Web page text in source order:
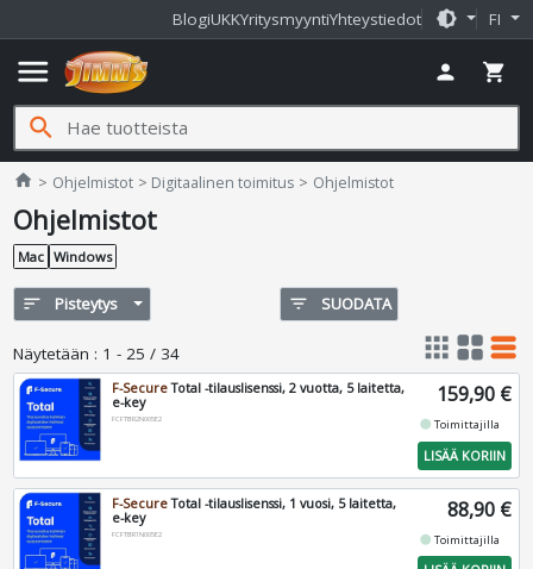
BlogiUKKYritysmyyntiYhteystiedot brightness_medium FI
menu person shopping_cart
search
home Jimms.fi
Ohjelmistot Digitaalinen toimitus Ohjelmistot
Ohjelmistot
Mac Windows
sort Pisteytys filter_list SUODATA
Näytetään : 1 - 25 / 34 apps grid_view table_rows
F-SecureTotal -tilauslisenssi, 2 vuotta, 5 laitetta,
e-key
FCFTBR2N005E2
159,90 €
fiber_manual_recordToimittajilla
LISÄÄ KORIIN
F-SecureTotal -tilauslisenssi, 1 vuosi, 5 laitetta,
e-key
FCFTBR1N005E2
88,90 €
fiber_manual_recordToimittajilla